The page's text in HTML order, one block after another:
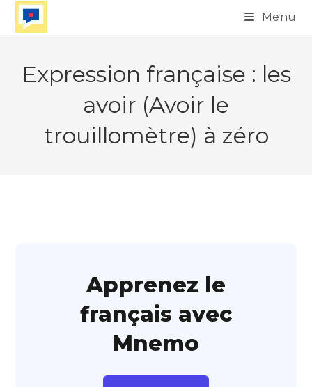
Skip
Menu
Expression française : les
avoir (Avoir le
trouillomètre) à zéro
Apprenez le
français avec
Mnemo